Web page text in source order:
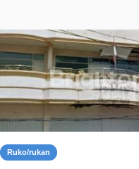
Ruko/rukan